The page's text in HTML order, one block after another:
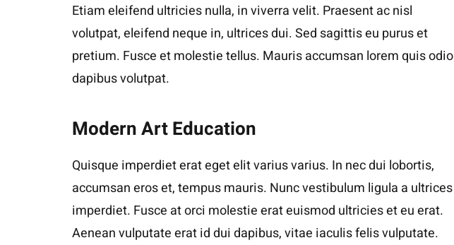
Etiam eleifend ultricies nulla, in viverra velit. Praesent ac nisl
volutpat, eleifend neque in, ultrices dui. Sed sagittis eu purus et
pretium. Fusce et molestie tellus. Mauris accumsan lorem quis odio
dapibus volutpat.
Modern Art Education
Quisque imperdiet erat eget elit varius varius. In nec dui lobortis,
accumsan eros et, tempus mauris. Nunc vestibulum ligula a ultrices
imperdiet. Fusce at orci molestie erat euismod ultricies et eu erat.
Aenean vulputate erat id dui dapibus, vitae iaculis felis vulputate.